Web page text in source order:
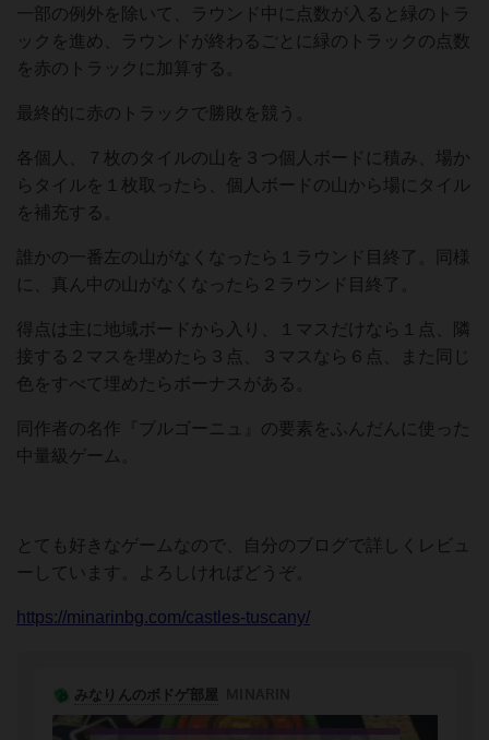
一部の例外を除いて、ラウンド中に点数が入ると緑のトラ
ックを進め、ラウンドが終わるごとに緑のトラックの点数
を赤のトラックに加算する。
最終的に赤のトラックで勝敗を競う。
各個人、７枚のタイルの山を３つ個人ボードに積み、場か
らタイルを１枚取ったら、個人ボードの山から場にタイル
を補充する。
誰かの一番左の山がなくなったら１ラウンド目終了。同様
に、真ん中の山がなくなったら２ラウンド目終了。
得点は主に地域ボードから入り、１マスだけなら１点、隣
接する２マスを埋めたら３点、３マスなら６点、また同じ
色をすべて埋めたらボーナスがある。
同作者の名作『ブルゴーニュ』の要素をふんだんに使った
中量級ゲーム。
とても好きなゲームなので、自分のブログで詳しくレビュ
ーしています。よろしければどうぞ。
https://minarinbg.com/castles-tuscany/